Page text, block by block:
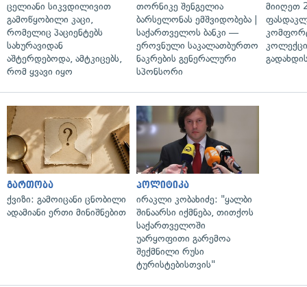
ცელიანი სიკვდილივით
გამოწყობილი კაცი,
რომელიც პაციენტებს
სახურავიდან
აშტერდებოდა, ამტკიცებს,
რომ ყვავი იყო
თორნიკე შენგელია
ბარსელონას ემშვიდობება |
საქართველოს ბანკი —
ეროვნული საკალათბურთო
ნაკრების გენერალური
სპონსორი
მიიღეთ
გართობა
ქვიზი: გამოიცანი ცნობილი
ადამიანი ერთი მინიშნებით
პოლიტიკა
ირაკლი კობახიძე: "ყალბი
შინაარსი იქმნება, თითქოს
საქართველოში
უარყოფითი გარემოა
შექმნილი რუსი
ტურისტებისთვის"